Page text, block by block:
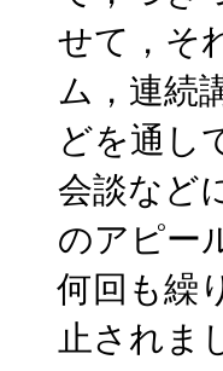
せて，そ
ム，連続
どを通し
会談など
のアピー
何回も繰
止されま